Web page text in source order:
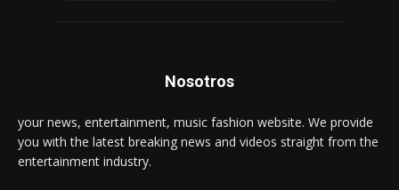
Nosotros
your news, entertainment, music fashion website. We provide
you with the latest breaking news and videos straight from the
entertainment industry.